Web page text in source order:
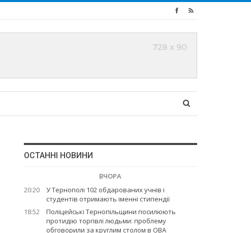
ОСТАННІ НОВИНИ
ВЧОРА
20:20
У Тернополі 102 обдарованих учнів і
студентів отримають іменні стипендії
18:52
Поліцейські Тернопільщини посилюють
протидію торгівлі людьми: проблему
обговорили за круглим столом в ОВА